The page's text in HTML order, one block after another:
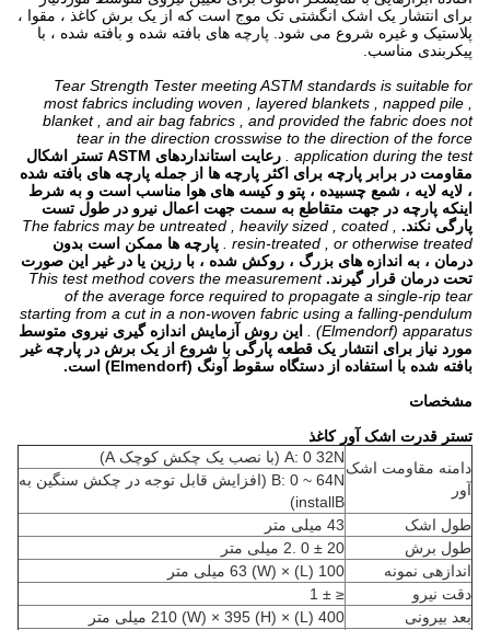
برای انتشار یک اشک انگشتی تک موج است که از یک برش کاغذ ، مقوا ،
پلاستیک و غیره شروع می شود. پارچه های بافته شده و بافته شده ، با
پیکربندی مناسب.
Tear Strength Tester meeting ASTM standards is suitable for
most fabrics including woven , layered blankets , napped pile ,
blanket , and air bag fabrics , and provided the fabric does not
tear in the direction crosswise to the direction of the force
application during the test .
رعایت استانداردهای ASTM تستر اشکال
مقاومت در برابر پارچه برای اکثر پارچه ها از جمله پارچه های بافته شده
، لایه لایه ، شمع چسبیده ، پتو و کیسه های هوا مناسب است و به شرط
اینکه پارچه در جهت متقاطع به سمت جهت اعمال نیرو در طول تست
پارگی نکند.
The fabrics may be untreated , heavily sized , coated ,
resin-treated , or otherwise treated .
پارچه ها ممکن است بدون
درمان ، به اندازه های بزرگ ، روکش شده ، با رزین یا در غیر این صورت
تحت درمان قرار گیرند. This test method covers the measurement
of the average force required to propagate a single-rip tear
starting from a cut in a non-woven fabric using a falling-pendulum
(Elmendorf) apparatus .
این روش آزمایش اندازه گیری نیروی متوسط
​​مورد نیاز برای انتشار یک قطعه پارگی با شروع از یک برش در پارچه غیر
بافته شده با استفاده از دستگاه سقوط آونگ (Elmendorf) است.
مشخصات
تستر قدرت اشک آور کاغذ
دامنه مقاومت اشک
آور
A: 0 32N (با نصب یک چکش کوچک A)
B: 0 ~ 64N (افزایش قابل توجه در چکش سنگین به
installB)
طول اشک
43 میلی متر
طول برش
20 ± 0 .2 میلی متر
اندازهی نمونه
100 (L) × 63 (W) میلی متر
دقت نیرو
≤ ± 1
بعد بیرونی
400 (L) × 210 (W) × 395 (H) میلی متر